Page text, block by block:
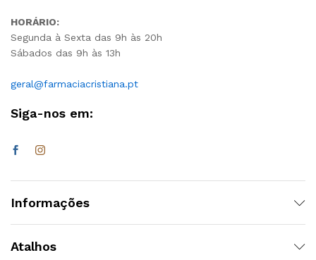
HORÁRIO:
Segunda à Sexta das 9h às 20h
Sábados das 9h às 13h
geral@farmaciacristiana.pt
Siga-nos em:
Informações
Atalhos